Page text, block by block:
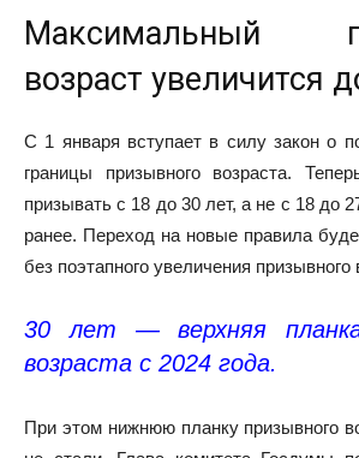
Максимальный
возраст увеличится
С 1 января вступает в силу закон о
границы призывного возраста.
призывать с 18 до 30 лет, а не с 18 до
ранее. Переход на новые правила
без поэтапного увеличения призывного
30 лет — верхняя планка
возраста с 2024 года.
При этом нижнюю планку призывного